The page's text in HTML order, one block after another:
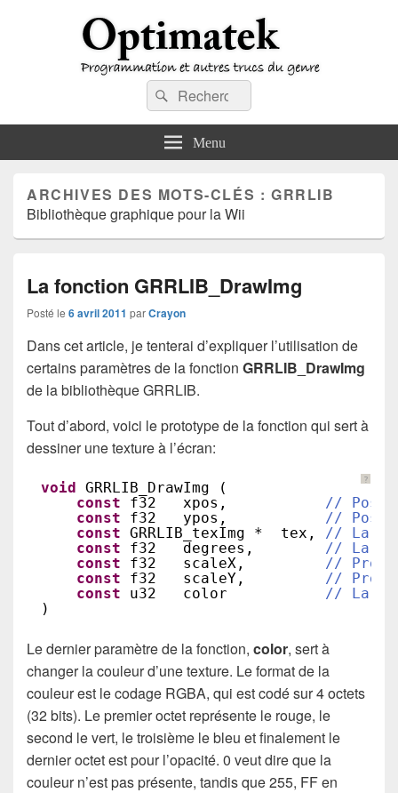
Programmation et autres trucs du genre
Recherche :
Rechercher
Menu
ARCHIVES DES MOTS-CLÉS :GRRLIB
Bibliothèque graphique pour la Wii
La fonction GRRLIB_DrawImg
Posté le 6 avril 2011 parCrayon
Dans cet article, je tenterai d’expliquer l’utilisation de
certains paramètres de la fonction GRRLIB_DrawImg
de la bibliothèque GRRLIB.
Tout d’abord, voici le prototype de la fonction qui sert à
dessiner une texture à l’écran:
?
void GRRLIB_DrawImg (
const
f32   xpos, //
const
f32   ypos, //
const GRRLIB_texImg *  tex, // La
const
f32   degrees, // La
const
f32   scaleX, //
const
f32   scaleY, //
const
u32   color // La
)
Le dernier paramètre de la fonction, color, sert à
changer la couleur d’une texture. Le format de la
couleur est le codage RGBA, qui est codé sur 4 octets
(32 bits). Le premier octet représente le rouge, le
second le vert, le troisième le bleu et finalement le
dernier octet est pour l’opacité. 0 veut dire que la
couleur n’est pas présente, tandis que 255, FF en